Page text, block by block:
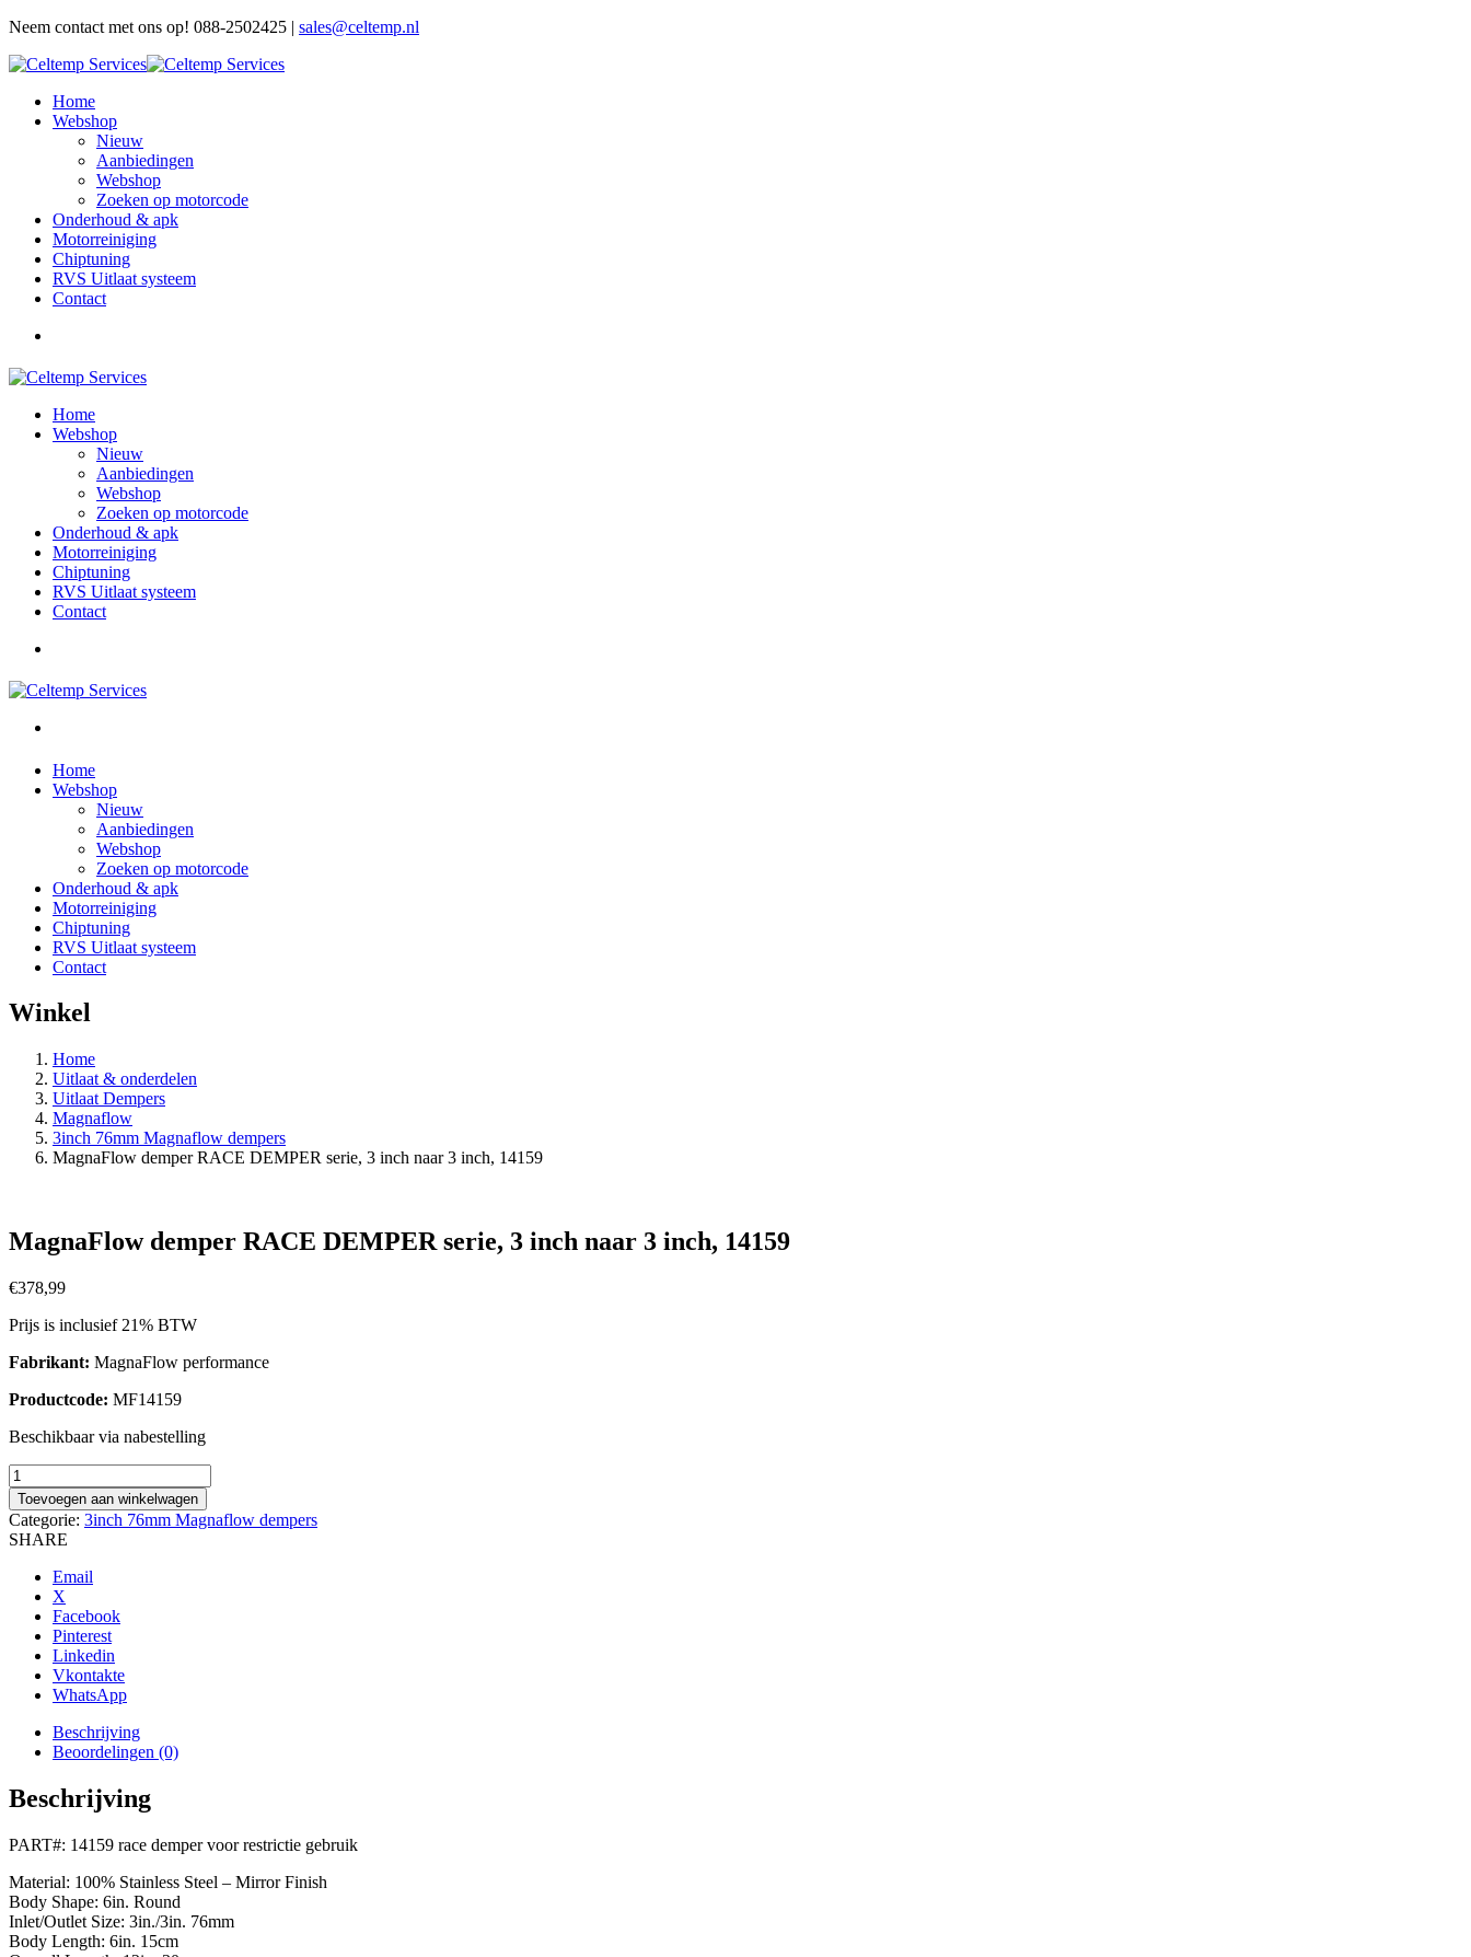
Neem contact met ons op! 088-2502425 | sales@celtemp.nl
Home
Webshop
Nieuw
Aanbiedingen
Webshop
Zoeken op motorcode
Onderhoud & apk
Motorreiniging
Chiptuning
RVS Uitlaat systeem
Contact
Home
Webshop
Nieuw
Aanbiedingen
Webshop
Zoeken op motorcode
Onderhoud & apk
Motorreiniging
Chiptuning
RVS Uitlaat systeem
Contact
Home
Webshop
Nieuw
Aanbiedingen
Webshop
Zoeken op motorcode
Onderhoud & apk
Motorreiniging
Chiptuning
RVS Uitlaat systeem
Contact
Winkel
Home
Uitlaat & onderdelen
Uitlaat Dempers
Magnaflow
3inch 76mm Magnaflow dempers
MagnaFlow demper RACE DEMPER serie, 3 inch naar 3 inch, 14159
MagnaFlow demper RACE DEMPER serie, 3 inch naar 3 inch, 14159
€378,99
Prijs is inclusief 21% BTW
Fabrikant: MagnaFlow performance
Productcode: MF14159
Beschikbaar via nabestelling
MagnaFlow
demper
RACE
DEMPER
serie,
inch
naar
inch,
14159
aantal
Toevoegen aan winkelwagen
Categorie: 3inch 76mm Magnaflow dempers
SHARE
Email
X
Facebook
Pinterest
Linkedin
Vkontakte
WhatsApp
Beschrijving
Beoordelingen (0)
Beschrijving
PART#: 14159 race demper voor restrictie gebruik
Material: 100% Stainless Steel – Mirror Finish
Body Shape: 6in. Round
Inlet/Outlet Size: 3in./3in. 76mm
Body Length: 6in. 15cm